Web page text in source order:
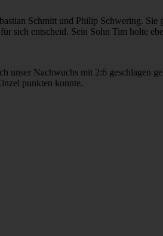
Schmitt und Philip Schwering.
sich entscheid. Sein Sohn Tim holte
unser Nachwuchs mit 2:6 geschlagen
punkten konnte.